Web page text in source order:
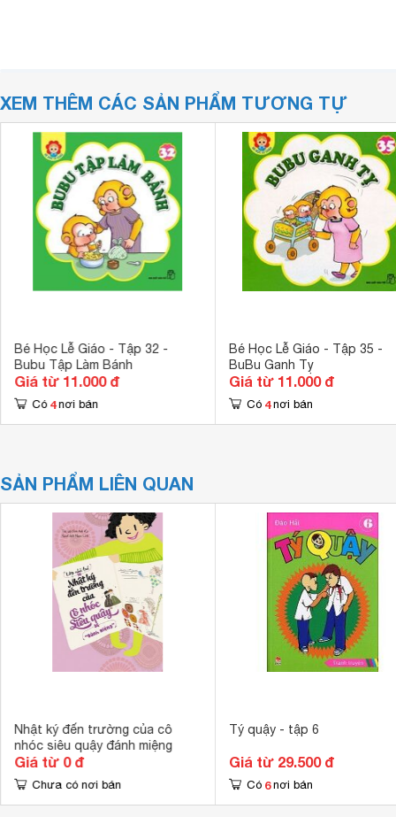
XEM THÊM CÁC SẢN PHẨM TƯƠNG TỰ
Bé Học Lễ Giáo - Tập 32 -
Bubu Tập Làm Bánh
Giá từ 11.000 đ
Có 4 nơi bán
Bé Học Lễ Giáo - Tập 35 -
BuBu Ganh Tỵ
Giá từ 11.000 đ
Có 4 nơi bán
SẢN PHẨM LIÊN QUAN
Nhật ký đến trường của cô
nhóc siêu quậy đánh miệng
Giá từ 0 đ
Chưa có nơi bán
Tý quậy - tập 6
Giá từ 29.500 đ
Có 6 nơi bán